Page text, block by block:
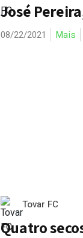
José
08/22/2021 Mais
Tovar FC
Quatro